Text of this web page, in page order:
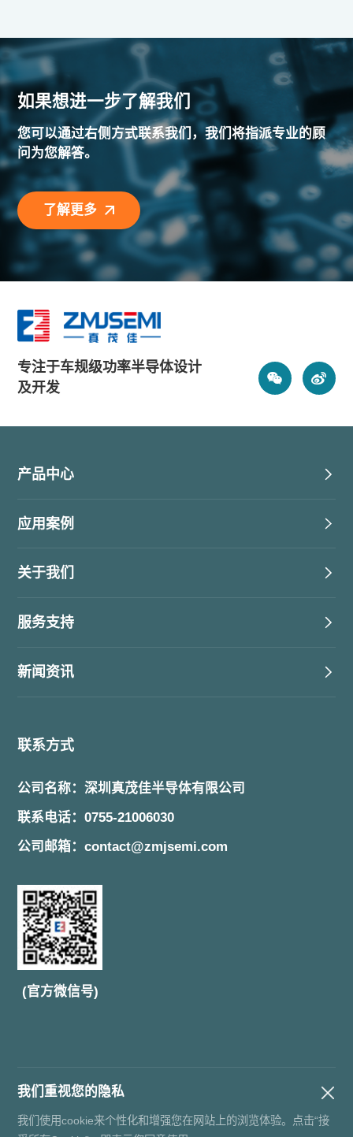
如果想进一步了解我们
您可以通过右侧方式联系我们，我们将指派专业的顾
问为您解答。
了解更多
我们重视您的隐私
我们使用cookie来个性化和增强您在网站上的浏览体验。点击“接
专注于车规级功率半导体设计
及开发
联系方式
公司名称：深圳真茂佳半导体有限公司
联系电话：0755-21006030
公司邮箱：contact@zmjsemi.com
(官方微信号)
产品中心
应用案例
关于我们
服务支持
新闻资讯
Copyright© 深圳真茂佳半导体有限公司 备案号：
粤I
CP备20036679号